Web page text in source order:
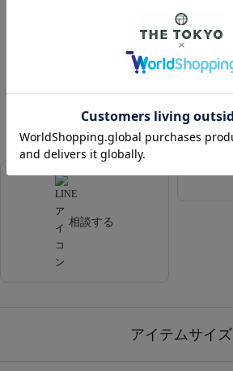
カラー
LIGHT BLUE BLUE
相談する
アイテムサイズ